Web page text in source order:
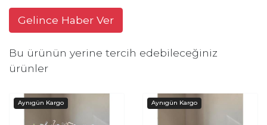
Gelince Haber Ver
Bu ürünün yerine tercih edebileceğiniz
ürünler